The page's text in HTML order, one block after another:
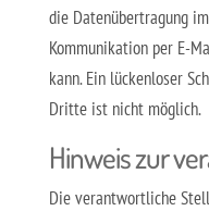
die Datenübertragung
Kommunikation per E-
kann. Ein lückenloser
Dritte ist nicht möglich.
Hinweis zur
Die verantwortliche